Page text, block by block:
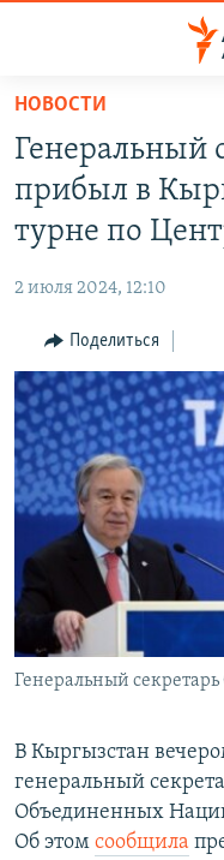
Вернуться
основному
содержанию
Вернутся
главной
Вернутся
поиску
КАЗАХСТАН
ТАДЖИКИСТАН
НОВОСТИ
ВОЙНА В УКРАИНЕ
КЫРГЫЗЧА
ЎЗБЕКЧА
ТОҶИКӢ
TÜRKMENÇE
Все сайты РСЕ/РС
НОВОСТИ
Генеральный
прибыл в
турне по
2 июля 2024, 12:10
Поделиться
Генеральный
В Кыргызстан
генеральный
Объединенных
Об этом сообщила